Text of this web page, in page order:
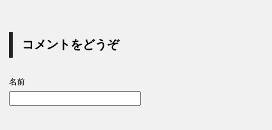
コメントをどうぞ
名前